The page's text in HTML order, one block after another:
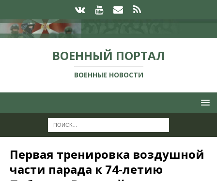
ВОЕННЫЙ ПОРТАЛ
ВОЕННЫЕ НОВОСТИ
Первая тренировка воздушной
части парада к 74-летию